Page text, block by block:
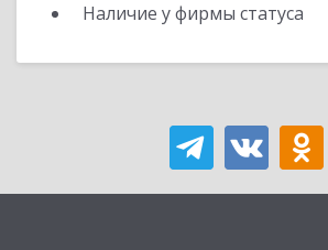
Наличие у фирмы статуса